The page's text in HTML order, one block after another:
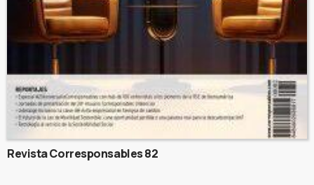
Revista Corresponsables 82